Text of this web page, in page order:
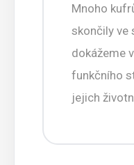
Mnoho
skončily ve
dokážeme
funkčního
jejich